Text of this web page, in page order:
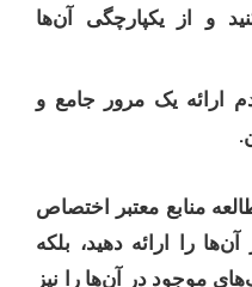
و از یکپارچگی آن‌ها
ارائه یک مرور جامع و
منابع معتبر اختصاص
را ارائه دهید، بلکه
موجود در آن‌ها را نیز